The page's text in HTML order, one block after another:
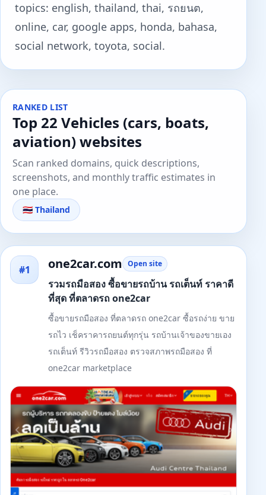
topics: english, thailand, thai, รถยนต,
online, car, google apps, honda, bahasa,
social network, toyota, social.
RANKED LIST
Top 22 Vehicles (cars, boats,
aviation) websites
Scan ranked domains, quick descriptions,
screenshots, and monthly traffic estimates in
one place.
🇹🇭 Thailand
#1 one2car.com Open site
รวมรถมือสอง ซื้อขายรถบ้าน รถเต็นท์ ราคาดี
ที่สุด ที่ตลาดรถ one2car
ซื้อขายรถมือสอง ที่ตลาดรถ one2car ซื้อรถง่าย ขาย
รถไว เช็คราคารถยนต์ทุกรุ่น รถบ้านเจ้าของขายเอง
รถเต็นท์ รีวิวรถมือสอง ตรวจสภาพรถมือสอง ที่
one2car marketplace